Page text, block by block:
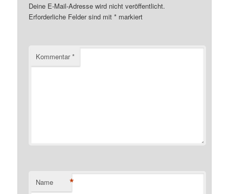
Deine E-Mail-Adresse wird nicht veröffentlicht.
Erforderliche Felder sind mit* markiert
Kommentar*
Name *